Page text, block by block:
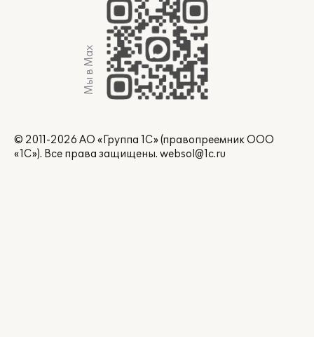
Мы в Max
© 2011-2026 АО «Группа 1С» (правопреемник ООО
«1С»). Все права защищены. websol@1c.ru